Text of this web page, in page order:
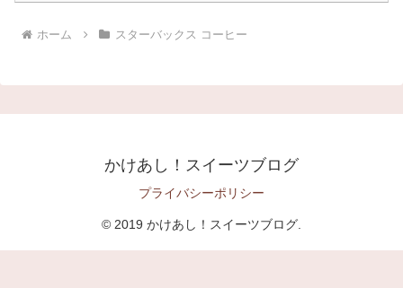
ホーム スターバックス コーヒー
かけあし！スイーツブログ
プライバシーポリシー
© 2019 かけあし！スイーツブログ.